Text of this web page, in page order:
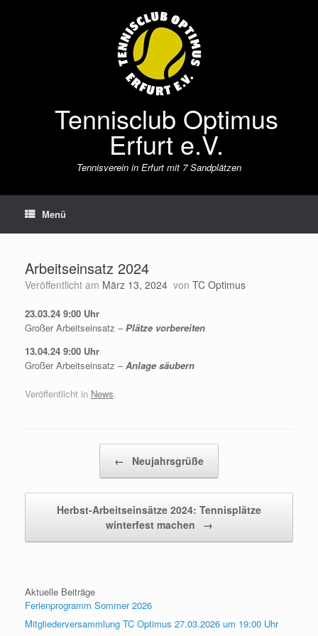
Tennisclub Optimus
Erfurt e.V.
Tennisverein in Erfurt mit 7 Sandplätzen
Menü
Arbeitseinsatz 2024
Veröffentlicht am März 13, 2024 von TC Optimus
23.03.24 9:00 Uhr
Großer Arbeitseinsatz –Plätze vorbereiten
13.04.24 9:00 Uhr
Großer Arbeitseinsatz –Anlage säubern
Veröffentlicht in News.
← Neujahrsgrüße
Herbst-Arbeitseinsätze 2024: Tennisplätze
winterfest machen
→
Aktuelle Beiträge
Ferienprogramm Sommer 2026
Mitgliederversammlung TC Optimus 27.03.2026 um 19:00 Uhr